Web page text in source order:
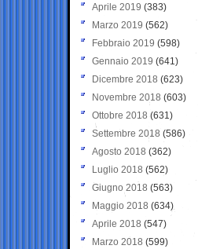
Aprile 2019 (383)
Marzo 2019 (562)
Febbraio 2019 (598)
Gennaio 2019 (641)
Dicembre 2018 (623)
Novembre 2018 (603)
Ottobre 2018 (631)
Settembre 2018 (586)
Agosto 2018 (362)
Luglio 2018 (562)
Giugno 2018 (563)
Maggio 2018 (634)
Aprile 2018 (547)
Marzo 2018 (599)